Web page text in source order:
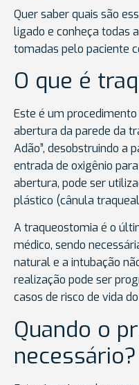
Quer saber quais são
ligado e conheça todas
tomadas pelo paciente
O que é
Este é um
abertura da parede da
Adão”, desobstruindo a
entrada de oxigênio
abertura, pode ser
plástico (cânula
A traqueostomia é o
médico, sendo
natural e a intubação
realização pode ser
casos de risco de vida
Quando o
necessário?